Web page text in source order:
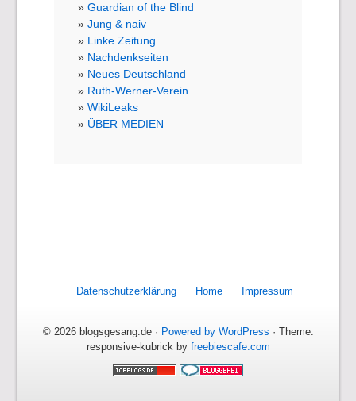
Guardian of the Blind
Jung & naiv
Linke Zeitung
Nachdenkseiten
Neues Deutschland
Ruth-Werner-Verein
WikiLeaks
ÜBER MEDIEN
Datenschutzerklärung Home Impressum
© 2026 blogsgesang.de · Powered by WordPress · Theme:
responsive-kubrick by freebiescafe.com